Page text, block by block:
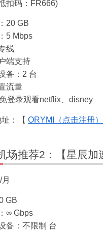
扣码：FR666)
20 GB
5 Mbps
线
端支持
备：2 台
流量
登录观看netflix、disney
：【 ORYMI（点击注册）
场推荐2：【星辰加
GB
∞ Gbps
备：不限制 台